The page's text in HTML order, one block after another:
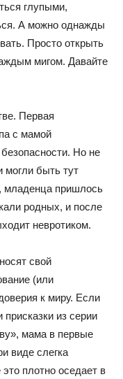
глупыми,
А можно однажды
Просто открыть
мигом. Давайте
Первая
с мамой
Но не
могли быть тут
младенца пришлось
родных, и после
невротиком.
свой
(или
к миру. Если
из серии
мама в первые
виде слегка
плотно оседает в